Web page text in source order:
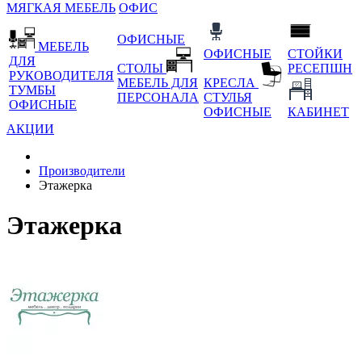
МЯГКАЯ МЕБЕЛЬ ОФИС
МЕБЕЛЬ
ДЛЯ
РУКОВОДИТЕЛЯ
ТУМБЫ
ОФИСНЫЕ
ОФИСНЫЕ
СТОЛЫ
МЕБЕЛЬ ДЛЯ
ПЕРСОНАЛА
ОФИСНЫЕ
КРЕСЛА
СТУЛЬЯ
ОФИСНЫЕ
СТОЙКИ
РЕСЕПШН
КАБИНЕТ
АКЦИИ
Производители
Этажерка
Этажерка